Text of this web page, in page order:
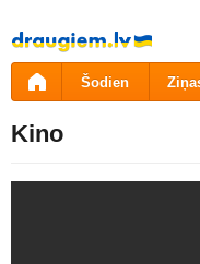
Pāriet
uz
saturu
Šodien
Kino